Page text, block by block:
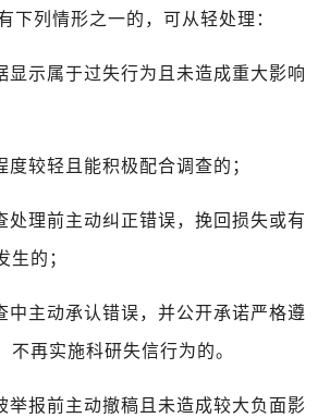
下列情形之一的，可从轻处理：
显示属于过失行为且未造成重大影响
度较轻且能积极配合调查的；
处理前主动纠正错误，挽回损失或有
生的；
中主动承认错误，并公开承诺严格遵
不再实施科研失信行为的。
举报前主动撤稿且未造成较大负面影